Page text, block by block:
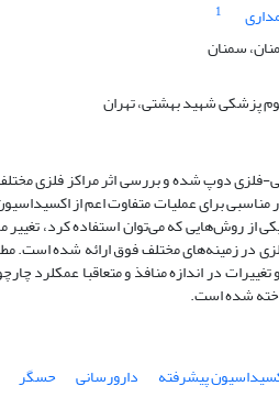
1
سمنان
پزشکی شهید بهشتی، تهران
فلزی‌ دوپ شده و بررسی اثر مراکز فلزی
مناسبی برای عملیات متفاوت اعم از
روش‌هایی که می‌توان استفاده کرد، تغییر
در زمینه‌های مختلف فوق ارائه شده است.
در اندازه منافذ و متعاقبا عمکلرد
شده است.
پیشرفته دارورسانی
حسگر